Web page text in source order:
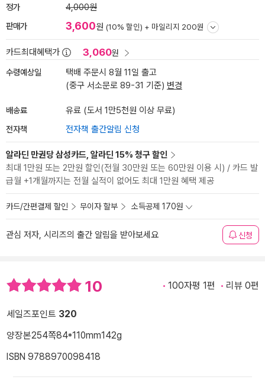
정가 4,000원
판매가 3,600원 (10% 할인) + 마일리지 200원
카드최대혜택가 3,060원
수령예상일
택배 주문시 8월 11일 출고
(중구 서소문로 89-31 기준) 변경
배송료 유료 (도서 1만5천원 이상 무료)
전자책 전자책 출간알림 신청
알라딘 만권당 삼성카드, 알라딘 15% 청구 할인
최대 1만원 또는 2만원 할인(전월 30만원 또는 60만원 이용 시) / 카드 발
급월 +1개월까지는 전월 실적이 없어도 최대 1만원 혜택 제공
카드/간편결제 할인 무이자 할부 소득공제 170원
관심 저자, 시리즈의 출간 알림을 받아보세요 신청
10 100자평 1편 리뷰 0편
세일즈포인트 320
양장본254쪽84*110mm142g
ISBN 9788970098418